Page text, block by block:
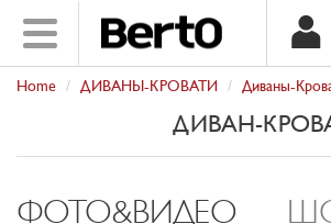
SKIP TO CONTENT
Toggle
navigation
Home ДИВАНЫ-КРОВАТИ Диваны-
ДИВАН-
ФОТО&ВИДЕО